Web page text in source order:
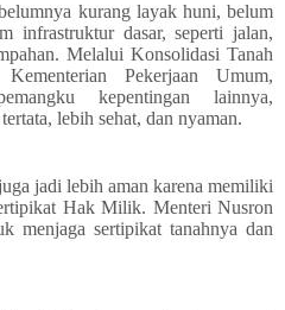
kurang layak huni, belum
infrastruktur dasar, seperti jalan,
Melalui Konsolidasi Tanah
Pekerjaan Umum,
kepentingan lainnya,
lebih sehat, dan nyaman.
jadi lebih aman karena memiliki
Hak Milik. Menteri Nusron
menjaga sertipikat tanahnya dan